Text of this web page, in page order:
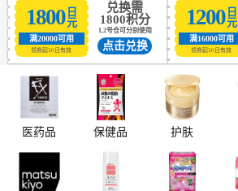
1800日元
满20000可用
领券起30日有效
兑换需
1800积分
1,2号仓可分别使用
点击兑换
1200日元
满16000可用
领券起30日有效
医药品 保健品 护肤